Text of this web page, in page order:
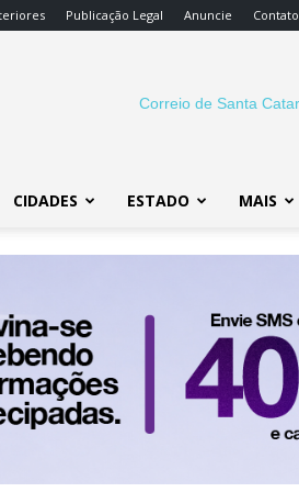
Publicação Legal Anuncie Contato
SC
CIDADES ESTADO MAIS